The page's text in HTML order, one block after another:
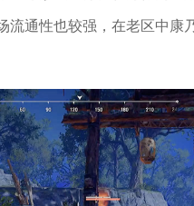
流通性也较强，在老区中康